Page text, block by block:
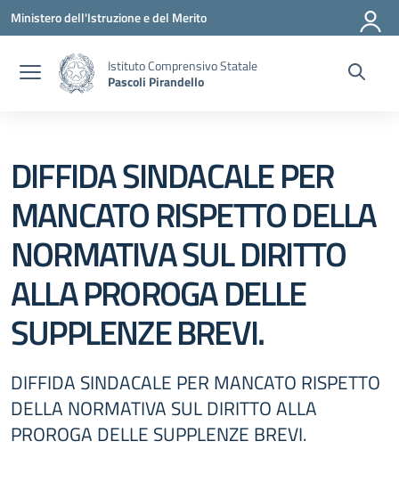
Vai ai contenuti
Vai al menu di navigazione
Vai al footer
Ministero dell'Istruzione e del Merito
Istituto Comprensivo Statale
Pascoli Pirandello
DIFFIDA SINDACALE PER
MANCATO RISPETTO DELLA
NORMATIVA SUL DIRITTO
ALLA PROROGA DELLE
SUPPLENZE BREVI.
DIFFIDA SINDACALE PER MANCATO RISPETTO
DELLA NORMATIVA SUL DIRITTO ALLA
PROROGA DELLE SUPPLENZE BREVI.